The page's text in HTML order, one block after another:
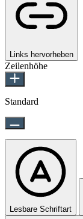
Links hervorheben
Zeilenhöhe
Standard
Lesbare Schriftart